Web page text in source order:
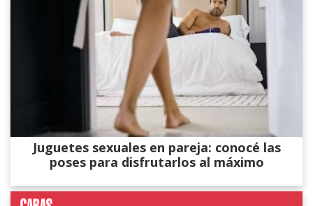
Juguetes sexuales en pareja: conocé las
poses para disfrutarlos al máximo